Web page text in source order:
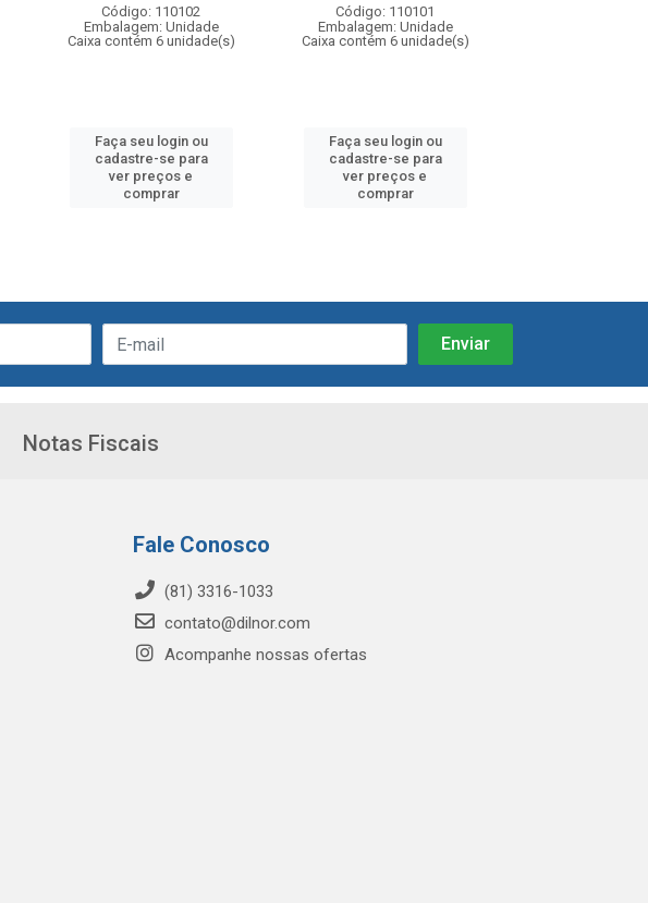
Código: 110102
Embalagem: Unidade
Caixa contém 6 unidade(s)
Faça seu login ou
cadastre-se para
ver preços e
comprar
Código: 110101
Embalagem: Unidade
Caixa contém 6 unidade(s)
Faça seu login ou
cadastre-se para
ver preços e
comprar
Notas Fiscais
Fale Conosco
(81) 3316-1033
contato@dilnor.com
Acompanhe nossas ofertas